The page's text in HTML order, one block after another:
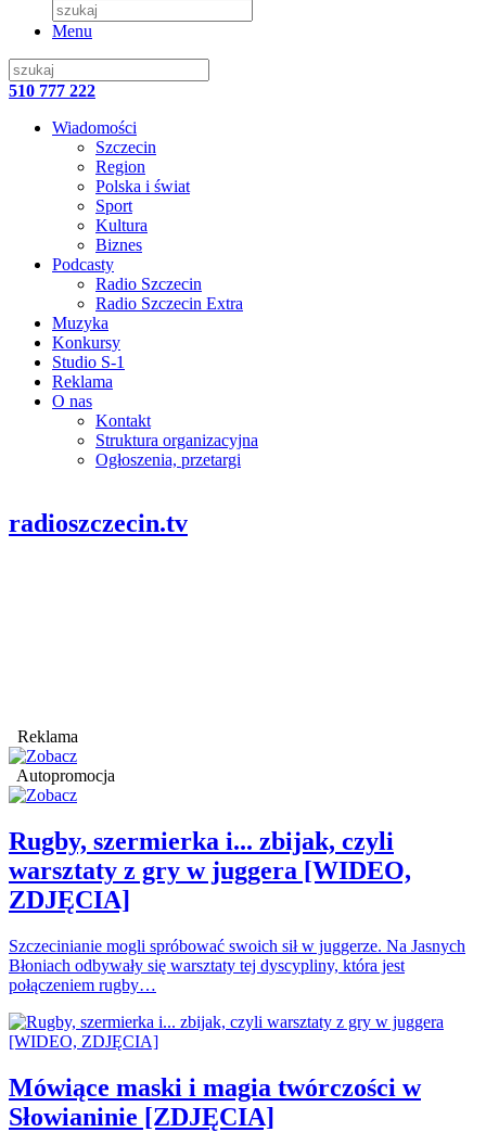
Menu
510 777 222
Wiadomości
Szczecin
Region
Polska i świat
Sport
Kultura
Biznes
Podcasty
Radio Szczecin
Radio Szczecin Extra
Muzyka
Konkursy
Studio S-1
Reklama
O nas
Kontakt
Struktura organizacyjna
Ogłoszenia, przetargi
radioszczecin.tv
Reklama
Autopromocja
Rugby, szermierka i... zbijak, czyli
warsztaty z gry w juggera [WIDEO,
ZDJĘCIA]
Szczecinianie mogli spróbować swoich sił w juggerze. Na Jasnych
Błoniach odbywały się warsztaty tej dyscypliny, która jest
połączeniem rugby…
Mówiące maski i magia twórczości w
Słowianinie [ZDJĘCIA]